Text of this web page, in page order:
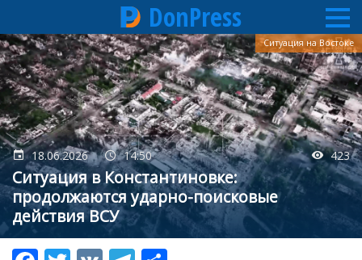
Перейти
к
основному
содержанию
DonPress
18.06.2026 14:50 423
Ситуация в Константиновке:
продолжаются ударно-поисковые
действия ВСУ
Ситуация на Востоке